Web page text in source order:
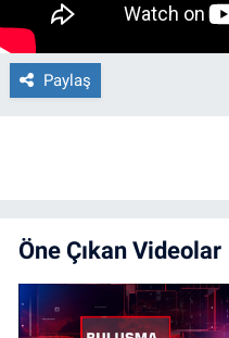
Paylaş
Öne Çıkan Videolar